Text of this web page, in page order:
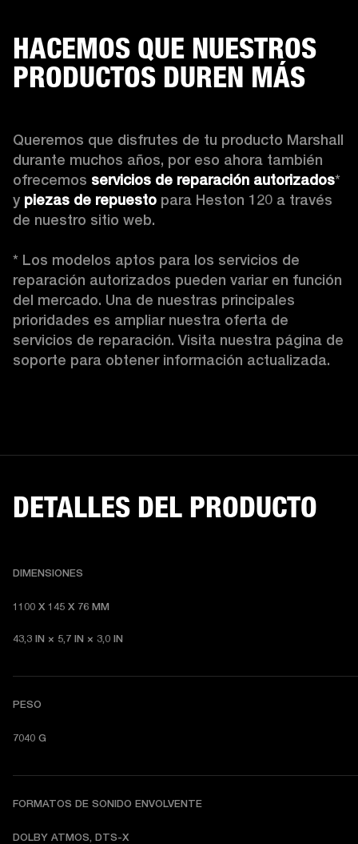
HACEMOS QUE NUESTROS
PRODUCTOS DUREN MÁS
Queremos que disfrutes de tu producto Marshall
durante muchos años, por eso ahora también
ofrecemos servicios de reparación autorizados*
y piezas de repuesto para Heston 120 a través
de nuestro sitio web.
* Los modelos aptos para los servicios de
reparación autorizados pueden variar en función
del mercado. Una de nuestras principales
prioridades es ampliar nuestra oferta de
servicios de reparación. Visita nuestra página de
soporte para obtener información actualizada.
DETALLES DEL PRODUCTO
DIMENSIONES
1100 X 145 X 76 MM
43,3 IN × 5,7 IN × 3,0 IN
PESO
7040 G
FORMATOS DE SONIDO ENVOLVENTE
DOLBY ATMOS, DTS-X